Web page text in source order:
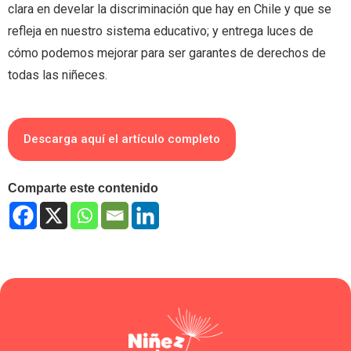
clara en develar la discriminación que hay en Chile y que se
refleja en nuestro sistema educativo; y entrega luces de
cómo podemos mejorar para ser garantes de derechos de
todas las niñeces.
Descarga aquí el artículo completo
Comparte este contenido